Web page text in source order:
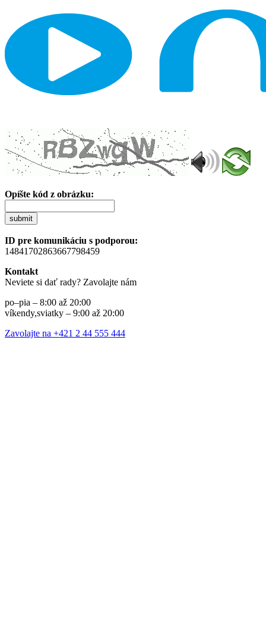
Opíšte kód z obrázku:
submit
ID pre komunikáciu s podporou:
14841702863667798459
Kontakt
Neviete si dať rady? Zavolajte nám
po–pia – 8:00 až 20:00
víkendy,sviatky – 9:00 až 20:00
Zavolajte na +421 2 44 555 444